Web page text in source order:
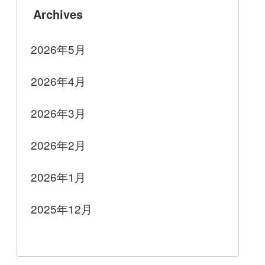
Archives
2026年5月
2026年4月
2026年3月
2026年2月
2026年1月
2025年12月